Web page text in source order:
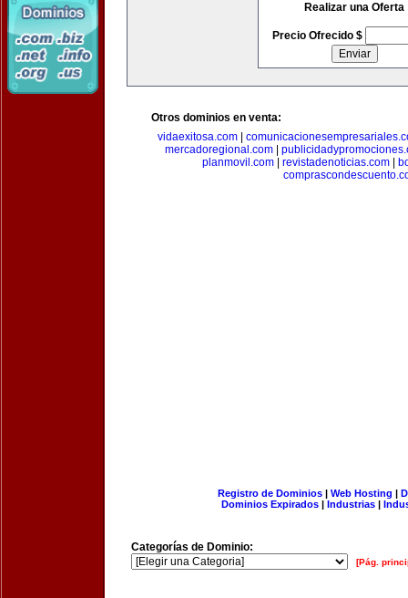
Realizar una Oferta
Precio Ofrecido $
Otros dominios en venta:
vidaexitosa.com|
mercadoregional.com
planmovil.com| revistadenoticias.com|
Registro de Dominios| Web Hosting |
Dominios Expirados | Industrias |
Categorías de Dominio:
[Pág.